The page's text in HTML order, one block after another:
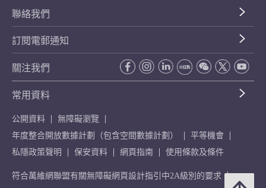
聯絡我們
訂閱電郵通知
關注我們
常用資料
公開資料
無障礙瀏覽
年度整合開放數據計劃（包含空間數據計劃）
平等機會
私隱政策聲明
保安資料 網頁指南 使用條款及條件
符合萬維網聯盟有關無障礙網頁設計指引中2A級別的要求